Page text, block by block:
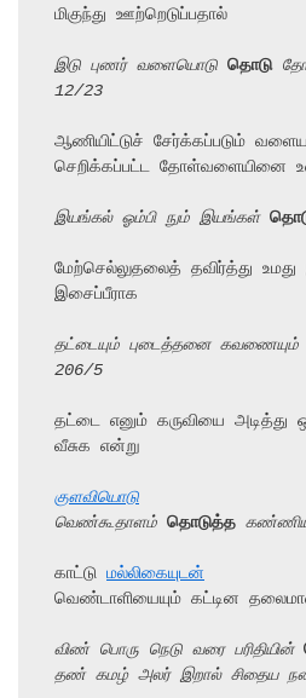
மிகுந்து ஊற்றெடுப்பதால்
இடு புணர் வளையொடு தொடு
12/23
ஆணியிட்டுச் சேர்க்கப்படும்
செறிக்கப்பட்ட தோள்வளையினை
இயங்கல் ஓம்பி நும் இயங்கள்
மேற்செல்லுதலைத் தவிர்த்து
இசைப்பீராக
தட்டையும் புடைத்தனை கவணையும்
206/5
தட்டை எனும் கருவியை அடித்து
வீசுக என்று
குளவியொடு
வெண்கூதாளம் தொடுத்த
காட்டு மல்லிகையுடன்
வெண்டாளியையும் கட்டின
விண் பொரு நெடு வரை பரிதியின்
தண் கமழ் அலர் இறால் சிதைய நன்